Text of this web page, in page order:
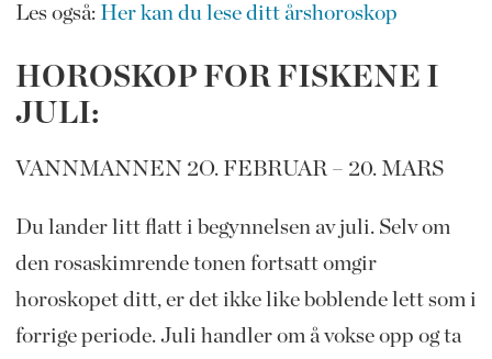
Les også: Her kan du lese ditt årshoroskop
HOROSKOP FOR FISKENE I
JULI:
VANNMANNEN 2O. FEBRUAR – 20. MARS
Du lander litt flatt i begynnelsen av juli. Selv om
den rosaskimrende tonen fortsatt omgir
horoskopet ditt, er det ikke like boblende lett som i
forrige periode. Juli handler om å vokse opp og ta